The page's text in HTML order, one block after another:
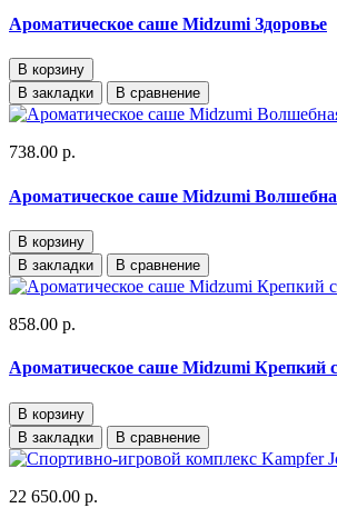
Ароматическое саше Midzumi Здоровье
В корзину
В закладки
В сравнение
738.00 р.
Ароматическое саше Midzumi
В корзину
В закладки
В сравнение
858.00 р.
Ароматическое саше Midzumi Крепкий
В корзину
В закладки
В сравнение
22 650.00 р.